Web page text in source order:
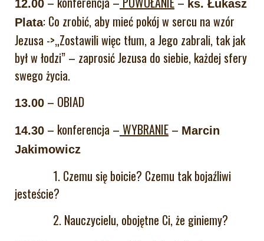
12.00
ks. Łukasz
Plata: Co zrobić, aby mieć pokój w sercu na wzór
Jezusa ->„Zostawili więc tłum, a Jego zabrali, tak jak
był w łodzi” – zaprosić Jezusa do siebie, każdej sfery
swego życia.
13.00 – OBIAD
14.30 – konferencja – WYBRANIE – Marcin
Jakimowicz
1. Czemu się boicie? Czemu tak bojaźliwi
jesteście?
2. Nauczycielu, obojętne Ci, że giniemy?